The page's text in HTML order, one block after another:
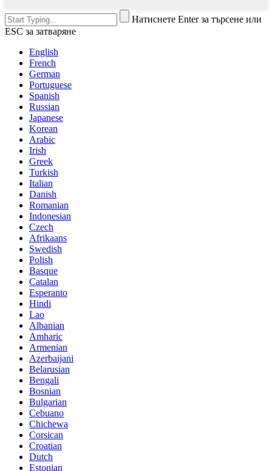
Натиснете Enter за търсене или
ESC за затваряне
English
French
German
Portuguese
Spanish
Russian
Japanese
Korean
Arabic
Irish
Greek
Turkish
Italian
Danish
Romanian
Indonesian
Czech
Afrikaans
Swedish
Polish
Basque
Catalan
Esperanto
Hindi
Lao
Albanian
Amharic
Armenian
Azerbaijani
Belarusian
Bengali
Bosnian
Bulgarian
Cebuano
Chichewa
Corsican
Croatian
Dutch
Estonian